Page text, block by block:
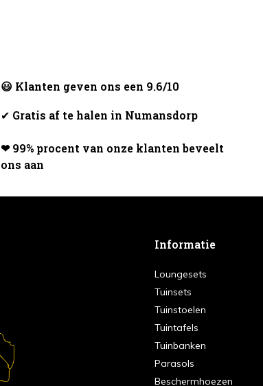
😃 Klanten geven ons een 9.6/10
✔ Gratis af te halen in Numansdorp
❤ 99% procent van onze klanten beveelt
ons aan
Informatie
Loungesets
Tuinsets
Tuinstoelen
Tuintafels
Tuinbanken
Parasols
Beschermhoezen